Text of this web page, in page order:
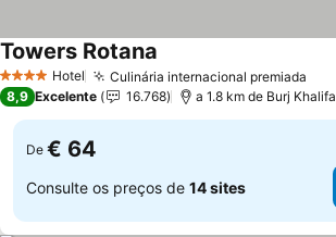
4 EstrelasHotel Culinária internacional premiada
Towers Rotana
8,9 Excelente 16.768 a 1.8 km de Burj Khalifa
De € 64
Consulte os preços de 14 sites